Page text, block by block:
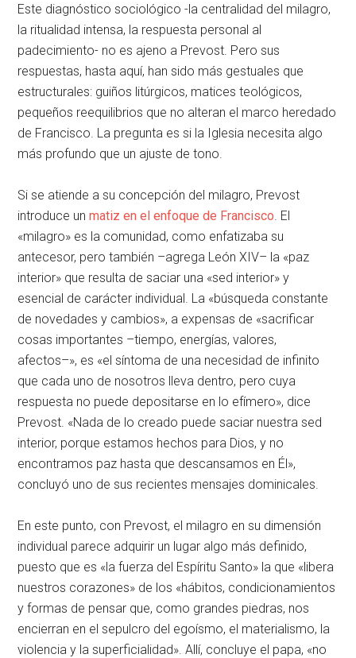
Este diagnóstico sociológico -la centralidad del milagro,
la ritualidad intensa, la respuesta personal al
padecimiento- no es ajeno a Prevost. Pero sus
respuestas, hasta aquí, han sido más gestuales que
estructurales: guiños litúrgicos, matices teológicos,
pequeños reequilibrios que no alteran el marco heredado
de Francisco. La pregunta es si la Iglesia necesita algo
más profundo que un ajuste de tono.
Si se atiende a su concepción del milagro, Prevost
introduce unmatiz en el enfoque de Francisco . El
«milagro» es la comunidad, como enfatizaba su
antecesor, pero también –agrega León XIV– la «paz
interior» que resulta de saciar una «sed interior» y
esencial de carácter individual. La «búsqueda constante
de novedades y cambios», a expensas de «sacrificar
cosas importantes –tiempo, energías, valores,
afectos–», es «el síntoma de una necesidad de infinito
que cada uno de nosotros lleva dentro, pero cuya
respuesta no puede depositarse en lo efímero», dice
Prevost. «Nada de lo creado puede saciar nuestra sed
interior, porque estamos hechos para Dios, y no
encontramos paz hasta que descansamos en Él»,
concluyó uno de sus recientes mensajes dominicales.
En este punto, con Prevost, el milagro en su dimensión
individual parece adquirir un lugar algo más definido,
puesto que es «la fuerza del Espíritu Santo» la que «libera
nuestros corazones» de los «hábitos, condicionamientos
y formas de pensar que, como grandes piedras, nos
encierran en el sepulcro del egoísmo, el materialismo, la
violencia y la superficialidad». Allí, concluye el papa, «no